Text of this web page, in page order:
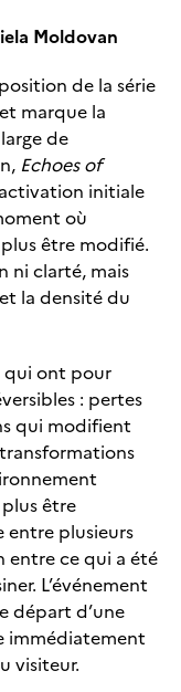
Moldovan
de la série
marque la
de
Echoes of
initiale
où
être modifié.
ni clarté, mais
la densité du
qui ont pour
: pertes
qui modifient
être
entre plusieurs
entre ce qui a été
L’événement
départ d’une
immédiatement
visiteur.